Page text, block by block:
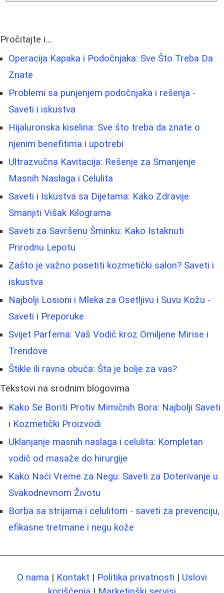
Pročitajte i...
Operacija Kapaka i Podočnjaka: Sve Što Treba Da
Znate
Problemi sa punjenjem podočnjaka i rešenja -
Saveti i iskustva
Hijaluronska kiselina: Sve što treba da znate o
njenim benefitima i upotrebi
Ultrazvučna Kavitacija: Rešenje za Smanjenje
Masnih Naslaga i Celulita
Saveti i Iskustva sa Dijetama: Kako Zdravije
Smanjiti Višak Kilograma
Saveti za Savršenu Šminku: Kako Istaknuti
Prirodnu Lepotu
Zašto je važno posetiti kozmetički salon? Saveti i
iskustva
Najbolji Losioni i Mleka za Osetljivu i Suvu Kožu -
Saveti i Preporuke
Svijet Parfema: Vaš Vodič kroz Omiljene Mirise i
Trendove
Štikle ili ravna obuća: Šta je bolje za vas?
Tekstovi na srodnim blogovima
Kako Se Boriti Protiv Mimičnih Bora: Najbolji Saveti
i Kozmetički Proizvodi
Uklanjanje masnih naslaga i celulita: Kompletan
vodič od masaže do hirurgije
Kako Naći Vreme za Negu: Saveti za Doterivanje u
Svakodnevnom Životu
Borba sa strijama i celulitom - saveti za prevenciju,
efikasne tretmane i negu kože
O nama | Kontakt | Politika privatnosti | Uslovi